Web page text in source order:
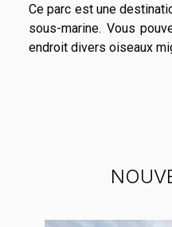
Ce parc est une
sous-marine. Vous
endroit divers oiseaux